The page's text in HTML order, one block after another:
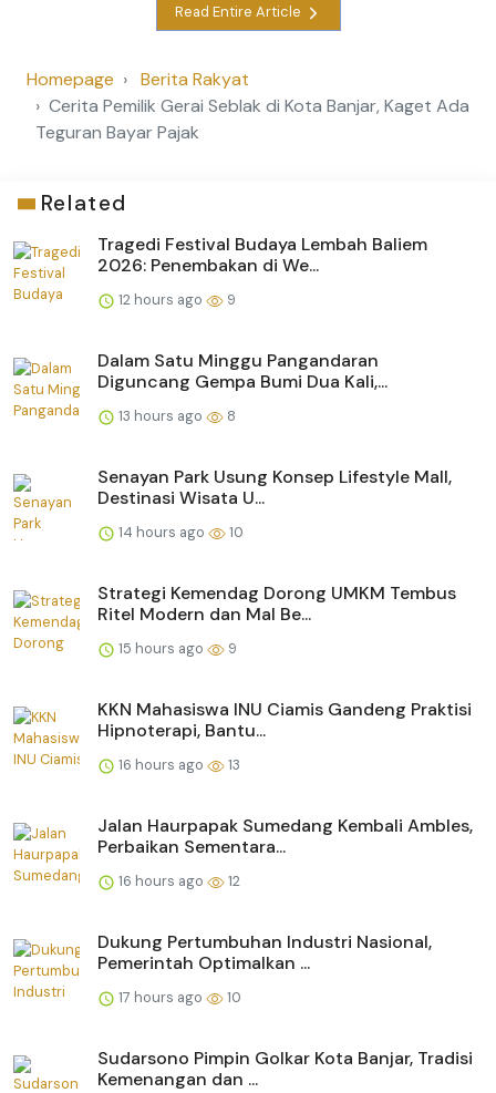
Read Entire Article
Homepage
Berita Rakyat
Cerita Pemilik Gerai Seblak di Kota Banjar, Kaget Ada
Teguran Bayar Pajak
Related
Tragedi Festival Budaya Lembah Baliem
2026: Penembakan di We...
12 hours ago 9
Dalam Satu Minggu Pangandaran
Diguncang Gempa Bumi Dua Kali,...
13 hours ago 8
Senayan Park Usung Konsep Lifestyle Mall,
Destinasi Wisata U...
14 hours ago 10
Strategi Kemendag Dorong UMKM Tembus
Ritel Modern dan Mal Be...
15 hours ago 9
KKN Mahasiswa INU Ciamis Gandeng Praktisi
Hipnoterapi, Bantu...
16 hours ago 13
Jalan Haurpapak Sumedang Kembali Ambles,
Perbaikan Sementara...
16 hours ago 12
Dukung Pertumbuhan Industri Nasional,
Pemerintah Optimalkan ...
17 hours ago 10
Sudarsono Pimpin Golkar Kota Banjar, Tradisi
Kemenangan dan ...